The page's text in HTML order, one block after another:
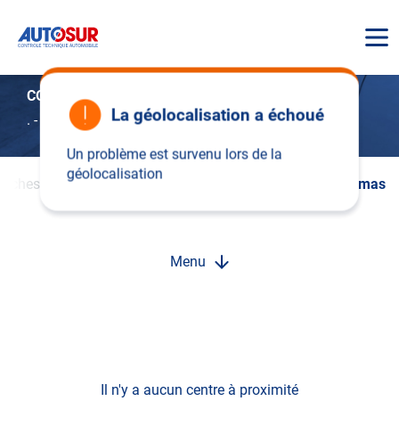
La géolocalisation a échoué
Un problème est survenu lors de la
géolocalisation
AUTOSUR
CONTROLE TECHNIQUE MIRAMAS
. - 13140 Miramas
Du-Rhône Miramas Controle Technique Miramas
Menu
Il n'y a aucun centre à proximité